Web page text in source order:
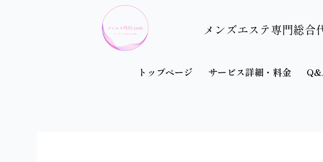
メンズエステ専門総合
トップページ サービス詳細・料金